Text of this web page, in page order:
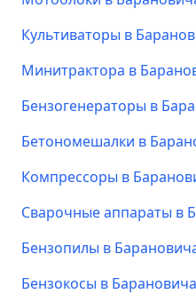
Культиваторы в
Минитрактора в
Бензогенераторы в
Бетономешалки в
Компрессоры в
Сварочные аппараты в
Бензопилы в
Бензокосы в